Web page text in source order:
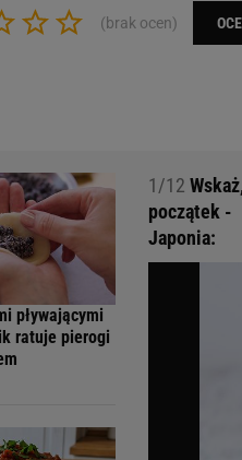
(brak ocen)
pływającymi
ratuje pierogi
1/12
początek -
Japonia: